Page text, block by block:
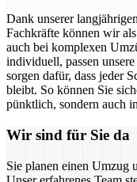
Dank unserer
Fachkräfte können wir
auch bei komplexen
individuell, passen
sorgen dafür, dass jeder
bleibt. So können Sie
pünktlich, sondern auch
Wir sind für Sie da
Sie planen einen Umzug